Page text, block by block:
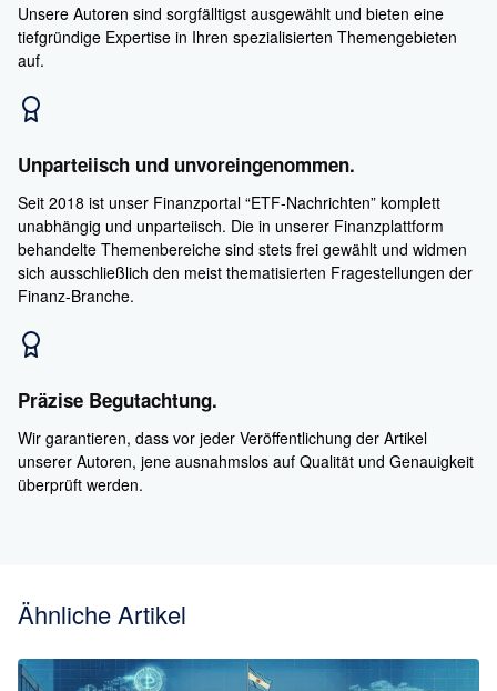
Unsere Autoren sind sorgfälltigst ausgewählt und bieten eine
tiefgründige Expertise in Ihren spezialisierten Themengebieten
auf.
Unparteiisch und unvoreingenommen.
Seit 2018 ist unser Finanzportal “ETF-Nachrichten” komplett
unabhängig und unparteiisch. Die in unserer Finanzplattform
behandelte Themenbereiche sind stets frei gewählt und widmen
sich ausschließlich den meist thematisierten Fragestellungen der
Finanz-Branche.
Präzise Begutachtung.
Wir garantieren, dass vor jeder Veröffentlichung der Artikel
unserer Autoren, jene ausnahmslos auf Qualität und Genauigkeit
überprüft werden.
Ähnliche Artikel